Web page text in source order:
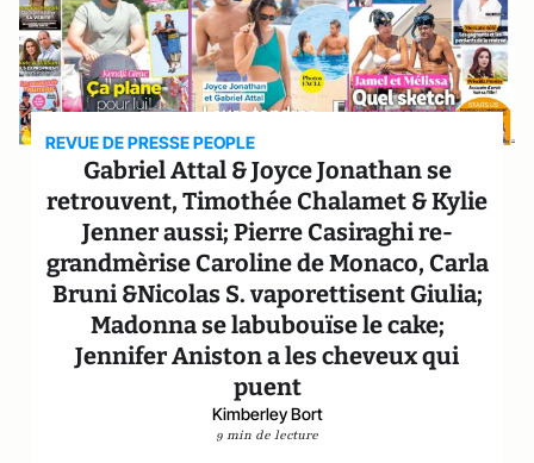
REVUE DE PRESSE PEOPLE
Gabriel Attal & Joyce Jonathan se
retrouvent, Timothée Chalamet & Kylie
Jenner aussi; Pierre Casiraghi re-
grandmèrise Caroline de Monaco, Carla
Bruni &Nicolas S. vaporettisent Giulia;
Madonna se labubouïse le cake;
Jennifer Aniston a les cheveux qui
puent
Kimberley Bort
9 min de lecture